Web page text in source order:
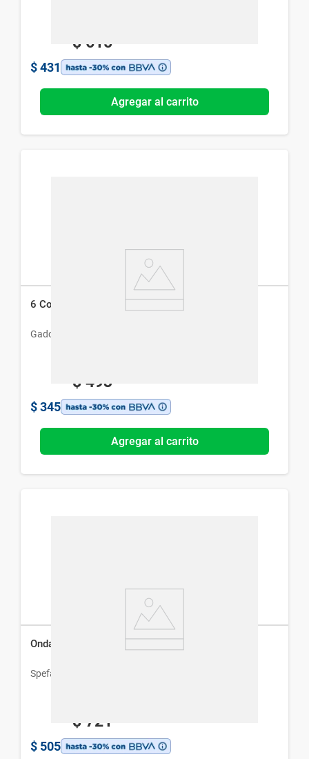
$ 615
$ 431
Agregar al carrito
6 Copin Gotas x 15 ml
Gador
$ 493
$ 345
Agregar al carrito
Ondaset Solución x 50 ml
Spefar
$ 721
$ 505